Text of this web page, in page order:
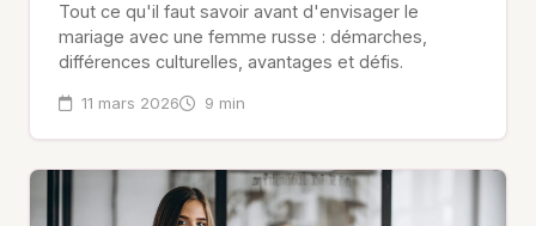
Tout ce qu'il faut savoir avant d'envisager le
mariage avec une femme russe : démarches,
différences culturelles, avantages et défis.
11 mars 2026 9 min